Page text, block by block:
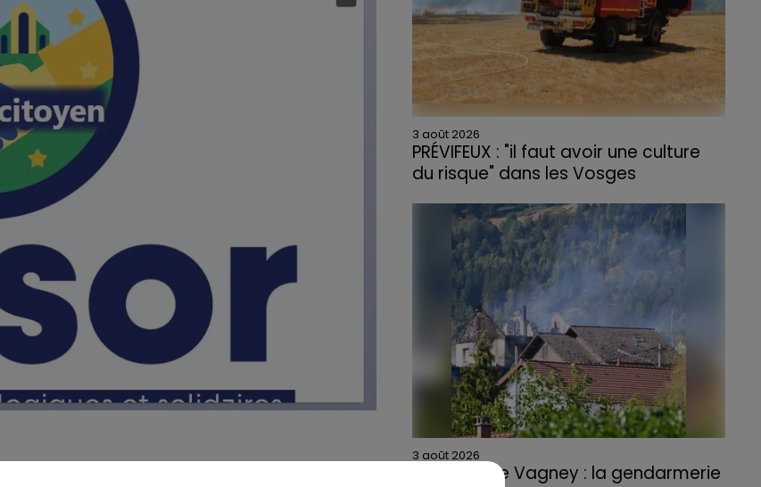
pour Territoires Ruraux Écologiques et Solidaires
3 août 2026
PRÉVIFEUX : "il faut avoir une culture
du risque" dans les Vosges
3 août 2026
Incendie de Vagney : la gendarmerie